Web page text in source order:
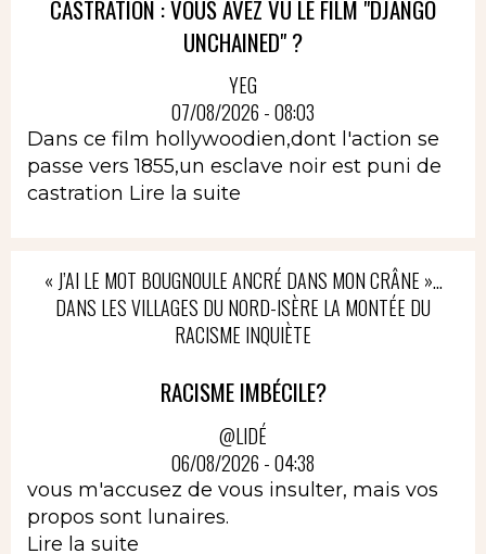
CASTRATION : VOUS AVEZ VU LE FILM "DJANGO
UNCHAINED" ?
YEG
07/08/2026 - 08:03
Dans ce film hollywoodien,dont l'action se
passe vers 1855,un esclave noir est puni de
castration Lire la suite
« J’AI LE MOT BOUGNOULE ANCRÉ DANS MON CRÂNE »…
DANS LES VILLAGES DU NORD-ISÈRE LA MONTÉE DU
RACISME INQUIÈTE
RACISME IMBÉCILE?
@LIDÉ
06/08/2026 - 04:38
vous m'accusez de vous insulter, mais vos
propos sont lunaires.
Lire la suite